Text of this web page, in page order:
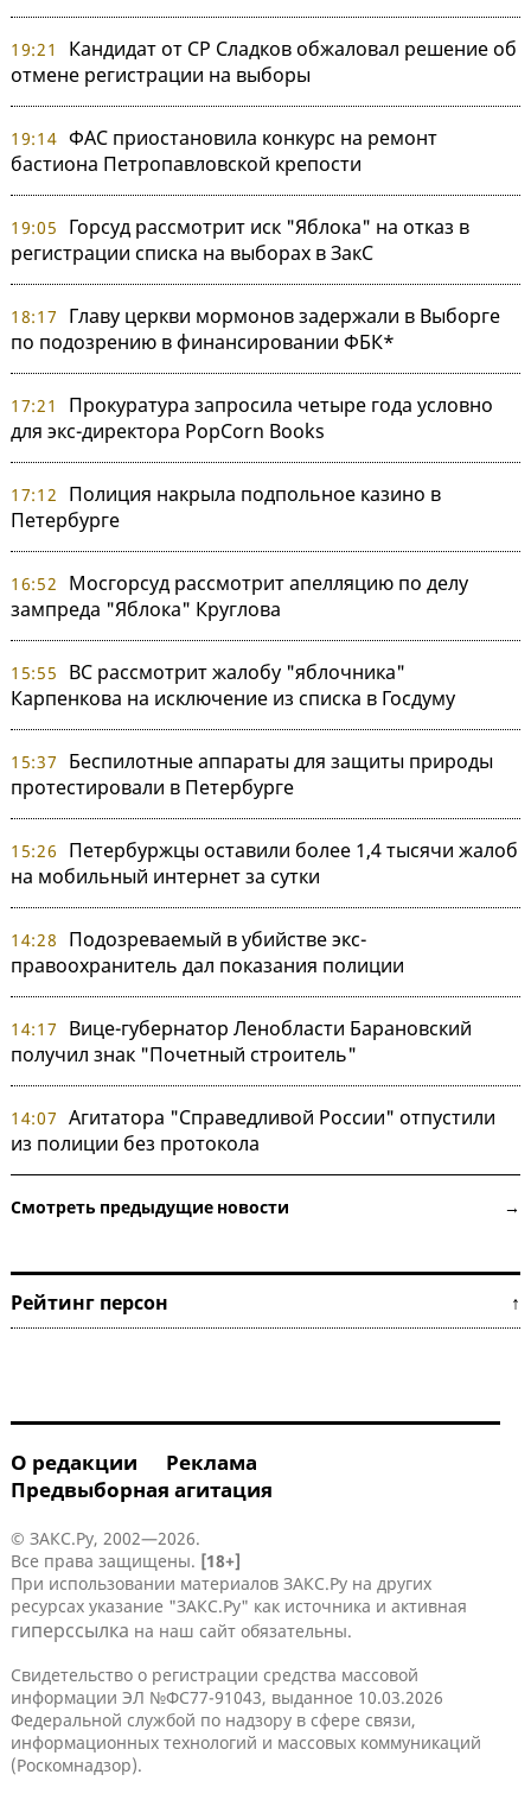
19:21
Кандидат от СР Сладков обжаловал решение об
отмене регистрации на выборы
19:14 ФАС приостановила конкурс на ремонт
бастиона Петропавловской крепости
19:05
Горсуд рассмотрит иск "Яблока" на отказ в
регистрации списка на выборах в ЗакС
18:17
Главу церкви мормонов задержали в Выборге
по подозрению в финансировании ФБК*
17:21
Прокуратура запросила четыре года условно
для экс-директора PopCorn Books
17:12
Полиция накрыла подпольное казино в
Петербурге
16:52
Мосгорсуд рассмотрит апелляцию по делу
зампреда "Яблока" Круглова
15:55
ВС рассмотрит жалобу "яблочника"
Карпенкова на исключение из списка в Госдуму
15:37
Беспилотные аппараты для защиты природы
протестировали в Петербурге
15:26
Петербуржцы оставили более 1,4 тысячи жалоб
на мобильный интернет за сутки
14:28
Подозреваемый в убийстве экс-
правоохранитель дал показания полиции
14:17
Вице-губернатор Ленобласти Барановский
получил знак "Почетный строитель"
14:07 Агитатора "Справедливой России" отпустили
из полиции без протокола
Смотреть предыдущие новости →
Рейтинг персон ↑
О редакции
Реклама
Предвыборная агитация
© ЗАКС.Ру, 2002—2026.
Все права защищены. [18+]
При использовании материалов ЗАКС.Ру на других
ресурсах указание "ЗАКС.Ру" как источника и активная
гиперссылка на наш сайт обязательны.
Свидетельство о регистрации средства массовой
информации ЭЛ №ФС77-91043, выданное 10.03.2026
Федеральной службой по надзору в сфере связи,
информационных технологий и массовых коммуникаций
(Роскомнадзор).